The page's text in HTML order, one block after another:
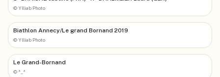
© Ylliab Photo
Biathlon Annecy/Le grand Bornand 2019
© Ylliab Photo
Le Grand-Bornand
© *_*